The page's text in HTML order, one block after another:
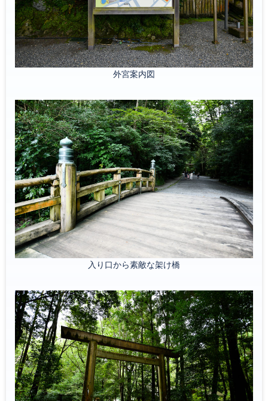
外宮案内図
入り口から素敵な架け橋